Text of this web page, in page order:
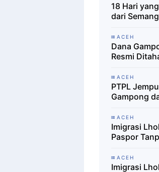
18 Hari
dari
ACEH
Dana
Resmi
ACEH
PTPL
Gampong
ACEH
Imigrasi
Paspor
ACEH
Imigrasi